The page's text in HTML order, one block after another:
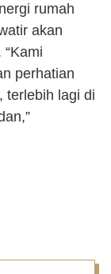
rumah
akan
perhatian
terlebih lagi di